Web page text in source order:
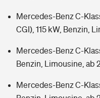
Mercedes-Benz C-
CGI), 115 kW, Benzin,
Mercedes-Benz C-
Benzin, Limousine, ab
Mercedes-Benz C-